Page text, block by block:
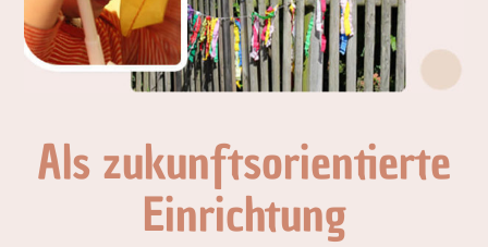
Als zukunftsorientierte
Einrichtung